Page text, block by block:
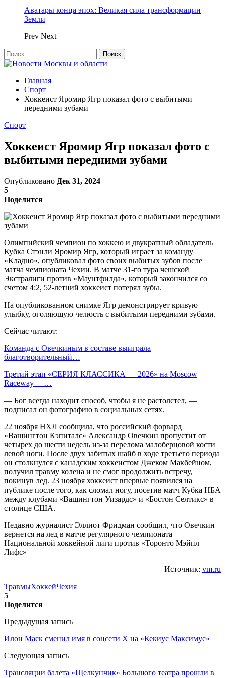
Аватары конца эпох: Великая сила трансформации
Земли
Prev Next
Главная
Спорт
Хоккеист Яромир Ягр показал фото с выбитыми
передними зубами
Спорт
Хоккеист Яромир Ягр показал фото с
выбитыми передними зубами
Опубликовано Дек 31, 2024
5
Поделится
Олимпийский чемпион по хоккею и двукратный обладатель
Кубка Стэнли Яромир Ягр, который играет за команду
«Кладно», опубликовал фото своих выбитых зубов после
матча чемпионата Чехии. В матче 31-го тура чешской
Экстралиги против «Маунтфилда», который закончился со
счетом 4:2, 52-летний хоккеист потерял зубы.
На опубликованном снимке Ягр демонстрирует кривую
улыбку, оголяющую челюсть с выбитыми передними зубами.
Сейчас читают:
Команда с Овечкиным в составе выиграла
благотворительный…
Третий этап «СЕРИЯ КЛАССИКА — 2026» на Moscow
Raceway —…
— Бог всегда находит способ, чтобы я не растолстел, —
подписал он фотографию в социальных сетях.
22 ноября НХЛ сообщила, что российский форвард
«Вашингтон Кэпиталс» Александр Овечкин пропустит от
четырех до шести недель из-за перелома малоберцовой кости
левой ноги. После двух забитых шайб в ходе третьего периода
он столкнулся с канадским хоккеистом Джеком Макбейном,
получил травму колена и не смог продолжить встречу,
покинув лед. 23 ноября хоккеист впервые появился на
публике после того, как сломал ногу, посетив матч Кубка НБА
между клубами «Вашингтон Уизардс» и «Бостон Селтикс» в
столице США.
Недавно журналист Эллиот Фридман сообщил, что Овечкин
вернется на лед в матче регулярного чемпионата
Национальной хоккейной лиги против «Торонто Мэйпл
Лифс»
Источник: vm.ru
ТравмыХоккейЧехия
5
Поделится
Предыдущая запись
Илон Маск сменил имя в соцсети Х на «Кекиус Максимус»
Следующая запись
Трансляции балета «Щелкунчик» Большого театра прошли в